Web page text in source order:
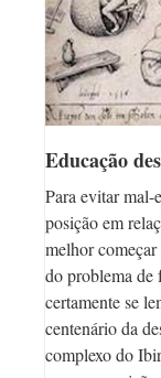
Educação
Para evitar mal-
posição em
melhor
do problema de
certamente se
centenário da
complexo do